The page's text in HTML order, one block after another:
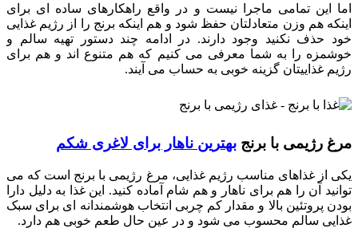
اما این تمامی ماجرا نیست و در واقع راهکارهای ساده ای برای
اینکه هم وزن متعادلتان حفظ شود و هم اینکه برنج را از رژیم غذایی
خود حذف نکنید وجود دارند. در ادامه چند دستور تهیه سالم و
خوشمزه را به شما معرفی می کنیم که هم متنوع اند و هم برای
رژیم غذاییتان گزینه خوبی به حساب می آیند.
مرغ رژیمی با برنج بهترین ناهار برای لاغری شکم
یکی از غذاهای مناسب رژیم غذایی، مرغ رژیمی با برنج است که می
توانید آن را هم برای ناهار و هم شام آماده کنید. این غذا به دلیل دارا
بودن پروتئین بالا و مقدار کم چربی انتخاب هوشمندانه ای برای سبک
غذایی سالم محسوب می شود و در عین حال طعم خوبی هم دارد.